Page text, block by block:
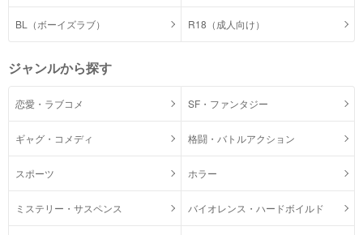
BL（ボーイズラブ） R18（成人向け）
ジャンルから探す
恋愛・ラブコメ SF・ファンタジー
ギャグ・コメディ 格闘・バトルアクション
スポーツ ホラー
ミステリー・サスペンス バイオレンス・ハードボイルド